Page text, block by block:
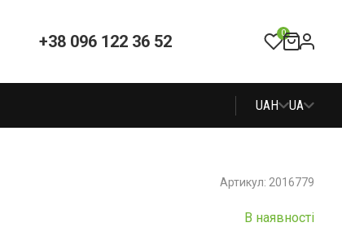
+38 096 122 36 52 0
UAH UA
Артикул: 2016779
В наявності